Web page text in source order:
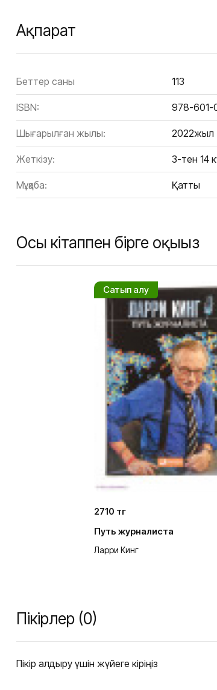
Ақпарат
Беттер саны 113
ISBN: 978-
Шығарылған жылы: 2022жыл
Жеткізу: 3-тен 14
Мұқаба: Қатты
Осы кітаппен бірге оқыңыз
Сатып алу
2710 тг
Путь журналиста
Ларри Кинг
Пікірлер (0)
Пікір қалдыру үшін жүйеге кіріңіз